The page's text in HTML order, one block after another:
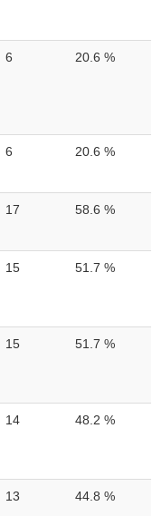
6 20.6 %
6 20.6 %
17 58.6 %
15 51.7 %
15 51.7 %
14 48.2 %
13 44.8 %